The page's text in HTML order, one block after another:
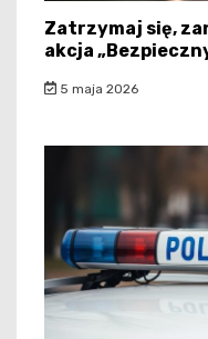
Zatrzymaj się,
akcja
5 maja 2026